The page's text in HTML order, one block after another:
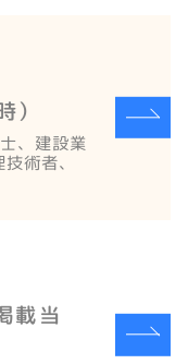
）
、建設業
術者、
載当